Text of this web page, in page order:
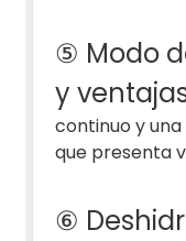
⑤ Modo
y
continuo y
que presenta
⑥